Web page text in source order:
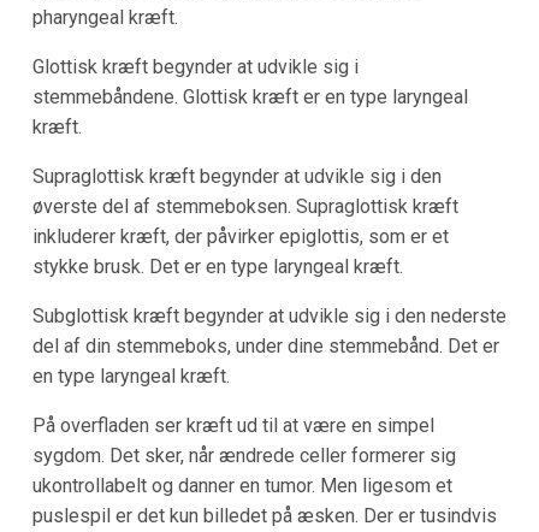
pharyngeal kræft.
Glottisk kræft begynder at udvikle sig i
stemmebåndene. Glottisk kræft er en type laryngeal
kræft.
Supraglottisk kræft begynder at udvikle sig i den
øverste del af stemmeboksen. Supraglottisk kræft
inkluderer kræft, der påvirker epiglottis, som er et
stykke brusk. Det er en type laryngeal kræft.
Subglottisk kræft begynder at udvikle sig i den nederste
del af din stemmeboks, under dine stemmebånd. Det er
en type laryngeal kræft.
På overfladen ser kræft ud til at være en simpel
sygdom. Det sker, når ændrede celler formerer sig
ukontrollabelt og danner en tumor. Men ligesom et
puslespil er det kun billedet på æsken. Der er tusindvis